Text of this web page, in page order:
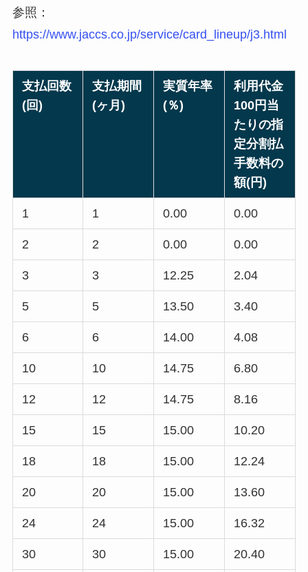
参照：
https://www.jaccs.co.jp/service/card_lineup/j3.html
支払回数
(回)
支払期間
(ヶ月)
実質年率
(％)
利用代金
100円当
たりの指
定分割払
手数料の
額(円)
1 1 0.00 0.00
2 2 0.00 0.00
3 3 12.25 2.04
5 5 13.50 3.40
6 6 14.00 4.08
10 10 14.75 6.80
12 12 14.75 8.16
15 15 15.00 10.20
18 18 15.00 12.24
20 20 15.00 13.60
24 24 15.00 16.32
30 30 15.00 20.40